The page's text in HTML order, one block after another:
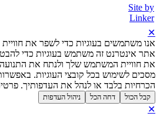
Site by
Linker
✕
אנו משתמשים בעוגיות כדי לשפר את
אתר אינטרנט זה משתמש בעוגיות כדי
את חוויית המשתמש שלך ולנתח את
מסכים לשימוש בכל קובצי העוגיות.
הכרחיות בלבד או לנהל את העדפותיך.
קבל הכול דחה הכל ניהול העדפות
✕